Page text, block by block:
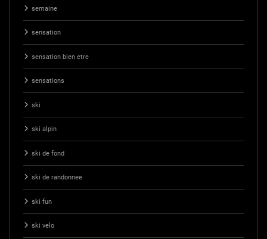
semaine
sensation
sensation bien etre
sensations
ski
ski alpin
ski de fond
ski de randonnee
ski fun
ski velo